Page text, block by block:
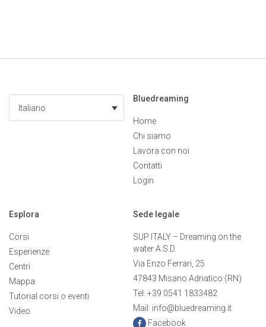
Italiano
Bluedreaming
Home
Chi siamo
Lavora con noi
Contatti
Login
Esplora
Corsi
Esperienze
Centri
Mappa
Tutorial corsi o eventi
Video
Sede legale
SUP ITALY – Dreaming on the
water A.S.D.
Via Enzo Ferrari, 25
47843 Misano Adriatico (RN)
Tel: +39 0541 1833482
Mail: info@bluedreaming.it
Facebook